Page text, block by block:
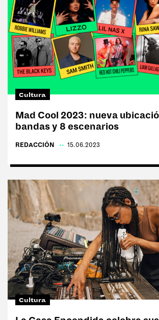
Cultura
Mad Cool 2023: nueva
bandas y 8 escenarios
REDACCIÓN 15.06.2023
Cultura